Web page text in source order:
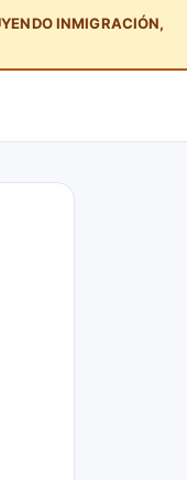
INMIGRACIÓN,